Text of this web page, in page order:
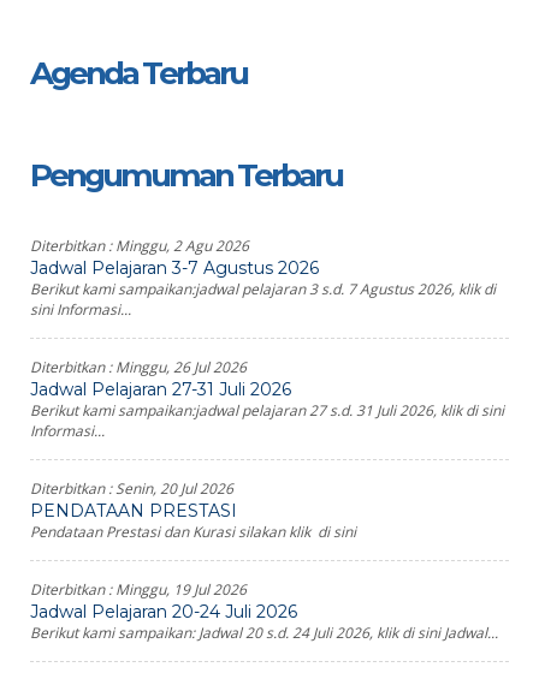
Agenda Terbaru
Pengumuman Terbaru
Diterbitkan :Minggu, 2 Agu 2026
Jadwal Pelajaran 3-7 Agustus 2026
Berikut kami sampaikan:jadwal pelajaran 3 s.d. 7 Agustus 2026, klik di
sini Informasi...
Diterbitkan :Minggu, 26 Jul 2026
Jadwal Pelajaran 27-31 Juli 2026
Berikut kami sampaikan:jadwal pelajaran 27 s.d. 31 Juli 2026, klik di sini
Informasi...
Diterbitkan :Senin, 20 Jul 2026
PENDATAAN PRESTASI
Pendataan Prestasi dan Kurasi silakan klik di sini
Diterbitkan :Minggu, 19 Jul 2026
Jadwal Pelajaran 20-24 Juli 2026
Berikut kami sampaikan: Jadwal 20 s.d. 24 Juli 2026, klik di sini Jadwal...